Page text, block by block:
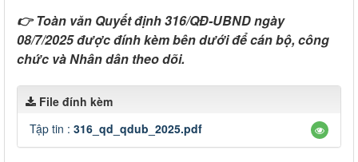
👉 Toàn văn Quyết định 316/QĐ-UBND ngày
08/7/2025 được đính kèm bên dưới để cán bộ, công
chức và Nhân dân theo dõi.
File đính kèm
Tập tin : 316_qd_qdub_2025.pdf